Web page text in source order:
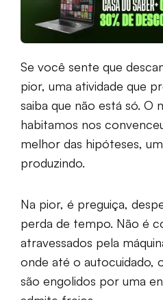
Se você sente que
pior, uma atividade que
saiba que não está só. O
habitamos nos
melhor das hipóteses,
produzindo.
Na pior, é preguiça,
perda de tempo. Não é
atravessados pela
onde até o autocuidado,
são engolidos por uma